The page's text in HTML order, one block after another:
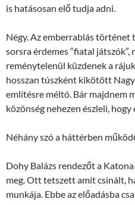
is hatásosan elő tudja adni.
Négy. Az emberrablás történet
sorsra érdemes “fiatal
reménytelenül küzdenek a
hosszan túszként kikötött
említésre méltó. Bár majdnem
közönség nehezen észleli, hogy
Néhány szó a háttérben
Dohy Balázs rendezőt a
meg. Ott tetszett amit csinált,
munkája. Ebbe az előadásba